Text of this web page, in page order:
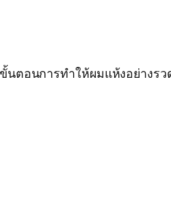
ตอนการทำให้ผมแห้งอย่างรว